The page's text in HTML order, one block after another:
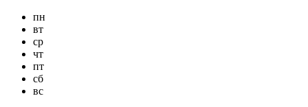
пн
вт
ср
чт
пт
сб
вс